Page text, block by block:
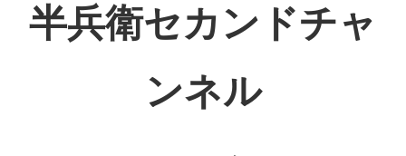
半兵衛セカンドチャ
ンネル